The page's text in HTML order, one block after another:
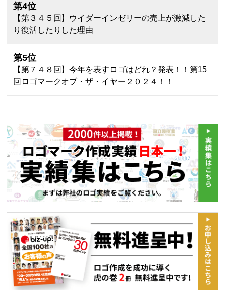
第4位
【第３４５回】ウイダーインゼリーの売上が激減した
り復活したりした理由
第5位
【第７４８回】今年を表すロゴはどれ？発表！！第15
回ロゴマークオブ・ザ・イヤー２０２４！！